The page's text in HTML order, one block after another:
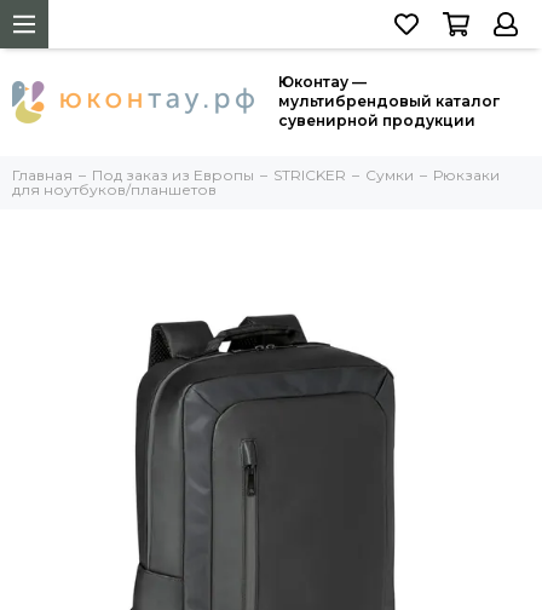
Юконтау —
мультибрендовый каталог
сувенирной продукции
Главная Под заказ из Европы STRICKER Сумки
Рюкзаки
для ноутбуков/планшетов